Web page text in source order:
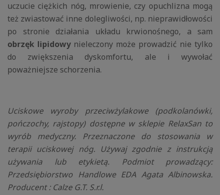
uczucie ciężkich nóg, mrowienie, czy opuchlizna mogą
też zwiastować inne dolegliwości, np. nieprawidłowości
po stronie działania układu krwionośnego, a sam
obrzęk lipidowynieleczony może prowadzić nie tylko
do zwiększenia dyskomfortu, ale i wywołać
poważniejsze schorzenia.
Uciskowe wyroby przeciwżylakowe (podkolanówki,
pończochy, rajstopy) dostępne w sklepie RelaxSan to
wyrób medyczny. Przeznaczone do stosowania w
terapii uciskowej nóg. Używaj zgodnie z instrukcją
używania lub etykietą. Podmiot prowadzący:
Przedsiębiorstwo Handlowe EDA Agata Albinowska.
Producent : Calze G.T. S.r.l.